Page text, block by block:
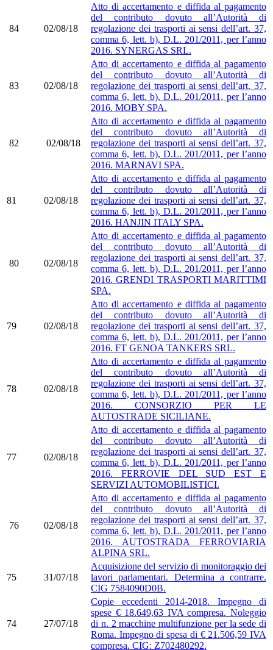
84 02/08/18
Atto di accertamento e diffida al pagamento
del contributo dovuto all’Autorità di
regolazione dei trasporti ai sensi dell’art. 37,
comma 6, lett. b), D.L. 201/2011, per l’anno
2016. SYNERGAS SRL.
83 02/08/18
Atto di accertamento e diffida al pagamento
del contributo dovuto all’Autorità di
regolazione dei trasporti ai sensi dell’art. 37,
comma 6, lett. b), D.L. 201/2011, per l’anno
2016. MOBY SPA.
82 02/08/18
Atto di accertamento e diffida al pagamento
del contributo dovuto all’Autorità di
regolazione dei trasporti ai sensi dell’art. 37,
comma 6, lett. b), D.L. 201/2011, per l’anno
2016. MARNAVI SPA.
81 02/08/18
Atto di accertamento e diffida al pagamento
del contributo dovuto all’Autorità di
regolazione dei trasporti ai sensi dell’art. 37,
comma 6, lett. b), D.L. 201/2011, per l’anno
2016. HANJIN ITALY SPA.
80 02/08/18
Atto di accertamento e diffida al pagamento
del contributo dovuto all’Autorità di
regolazione dei trasporti ai sensi dell’art. 37,
comma 6, lett. b), D.L. 201/2011, per l’anno
2016. GRENDI TRASPORTI MARITTIMI
SPA.
79 02/08/18
Atto di accertamento e diffida al pagamento
del contributo dovuto all’Autorità di
regolazione dei trasporti ai sensi dell’art. 37,
comma 6, lett. b), D.L. 201/2011, per l’anno
2016. FT GENOA TANKERS SRL.
78 02/08/18
Atto di accertamento e diffida al pagamento
del contributo dovuto all’Autorità di
regolazione dei trasporti ai sensi dell’art. 37,
comma 6, lett. b), D.L. 201/2011, per l’anno
2016. CONSORZIO PER LE
AUTOSTRADE SICILIANE.
77 02/08/18
Atto di accertamento e diffida al pagamento
del contributo dovuto all’Autorità di
regolazione dei trasporti ai sensi dell’art. 37,
comma 6, lett. b), D.L. 201/2011, per l’anno
2016. FERROVIE DEL SUD EST E
SERVIZI AUTOMOBILISTICI.
76 02/08/18
Atto di accertamento e diffida al pagamento
del contributo dovuto all’Autorità di
regolazione dei trasporti ai sensi dell’art. 37,
comma 6, lett. b), D.L. 201/2011, per l’anno
2016. AUTOSTRADA FERROVIARIA
ALPINA SRL.
75 31/07/18
Acquisizione del servizio di monitoraggio dei
lavori parlamentari. Determina a contrarre.
CIG 7584090D0B.
74 27/07/18
Copie eccedenti 2014-2018. Impegno di
spese € 18.649,63 IVA compresa. Noleggio
di n. 2 macchine multifunzione per la sede di
Roma. Impegno di spesa di € 21.506,59 IVA
compresa. CIG: Z702480292.